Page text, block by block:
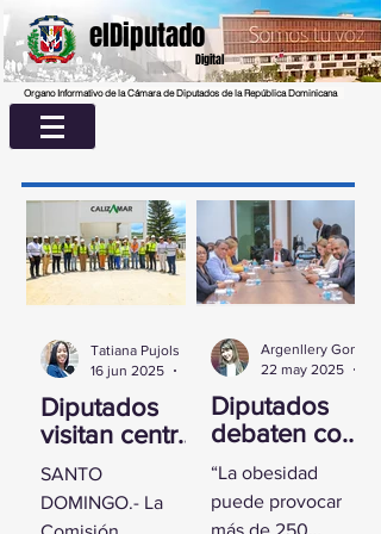
elDiputado
Digital
Organo Informativo de la Cámara de Diputados de la República Dominicana
Diputados
visitan centro
UASD La
Romana para
conocer
SANTO
DOMINGO.- La
Tatiana Pujols
16 jun 2025
Diputados
debaten con
experta
sobre la
obesidad
“La obesidad
puede provocar
más de 250
22 may 2025